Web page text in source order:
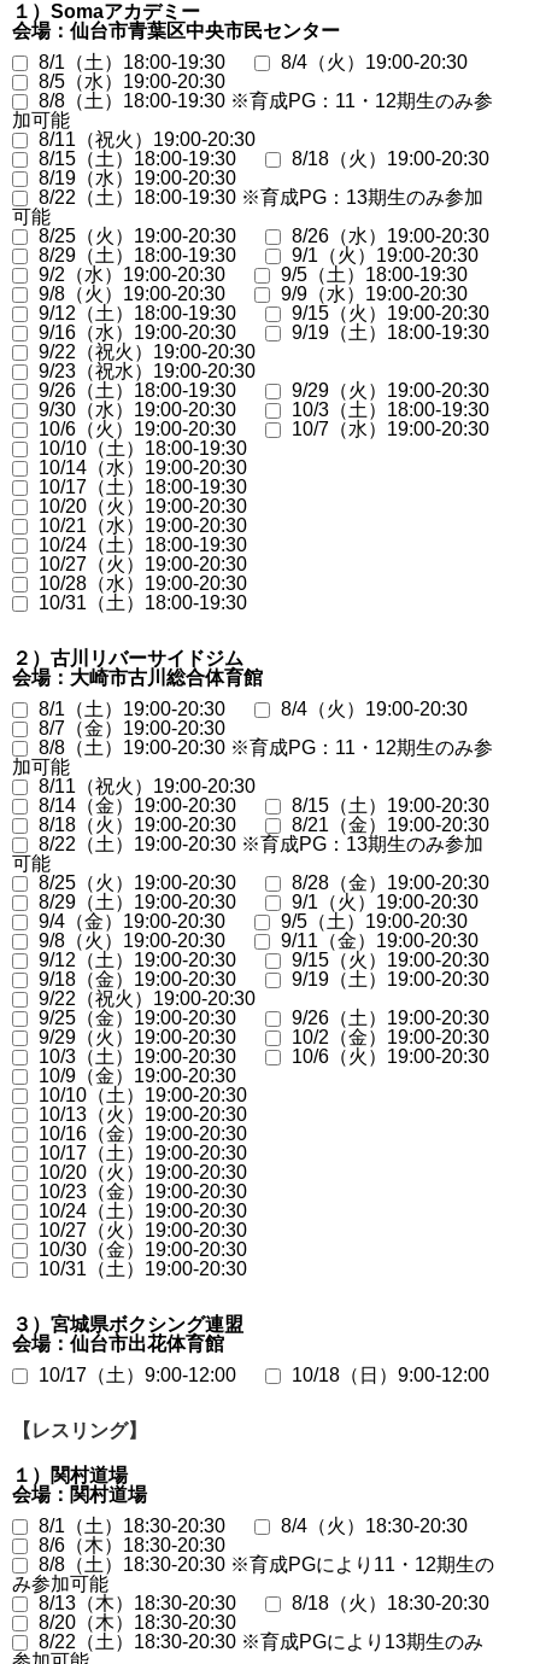
１）Somaアカデミー
会場：仙台市青葉区中央市民センター
8/1（土）18:00-19:30
8/4（火）19:00-20:30
8/5（水）19:00-20:30
8/8（土）18:00-19:30 ※育成PG：11・12期生のみ参
加可能
8/11（祝火）19:00-20:30
8/15（土）18:00-19:30
8/18（火）19:00-20:30
8/19（水）19:00-20:30
8/22（土）18:00-19:30 ※育成PG：13期生のみ参加
可能
8/25（火）19:00-20:30
8/26（水）19:00-20:30
8/29（土）18:00-19:30
9/1（火）19:00-20:30
9/2（水）19:00-20:30
9/5（土）18:00-19:30
9/8（火）19:00-20:30
9/9（水）19:00-20:30
9/12（土）18:00-19:30
9/15（火）19:00-20:30
9/16（水）19:00-20:30
9/19（土）18:00-19:30
9/22（祝火）19:00-20:30
9/23（祝水）19:00-20:30
9/26（土）18:00-19:30
9/29（火）19:00-20:30
9/30（水）19:00-20:30
10/3（土）18:00-19:30
10/6（火）19:00-20:30
10/7（水）19:00-20:30
10/10（土）18:00-19:30
10/14（水）19:00-20:30
10/17（土）18:00-19:30
10/20（火）19:00-20:30
10/21（水）19:00-20:30
10/24（土）18:00-19:30
10/27（火）19:00-20:30
10/28（水）19:00-20:30
10/31（土）18:00-19:30
２）古川リバーサイドジム
会場：大崎市古川総合体育館
8/1（土）19:00-20:30
8/4（火）19:00-20:30
8/7（金）19:00-20:30
8/8（土）19:00-20:30 ※育成PG：11・12期生のみ参
加可能
8/11（祝火）19:00-20:30
8/14（金）19:00-20:30
8/15（土）19:00-20:30
8/18（火）19:00-20:30
8/21（金）19:00-20:30
8/22（土）19:00-20:30 ※育成PG：13期生のみ参加
可能
8/25（火）19:00-20:30
8/28（金）19:00-20:30
8/29（土）19:00-20:30
9/1（火）19:00-20:30
9/4（金）19:00-20:30
9/5（土）19:00-20:30
9/8（火）19:00-20:30
9/11（金）19:00-20:30
9/12（土）19:00-20:30
9/15（火）19:00-20:30
9/18（金）19:00-20:30
9/19（土）19:00-20:30
9/22（祝火）19:00-20:30
9/25（金）19:00-20:30
9/26（土）19:00-20:30
9/29（火）19:00-20:30
10/2（金）19:00-20:30
10/3（土）19:00-20:30
10/6（火）19:00-20:30
10/9（金）19:00-20:30
10/10（土）19:00-20:30
10/13（火）19:00-20:30
10/16（金）19:00-20:30
10/17（土）19:00-20:30
10/20（火）19:00-20:30
10/23（金）19:00-20:30
10/24（土）19:00-20:30
10/27（火）19:00-20:30
10/30（金）19:00-20:30
10/31（土）19:00-20:30
３）宮城県ボクシング連盟
会場：仙台市出花体育館
10/17（土）9:00-12:00
10/18（日）9:00-12:00
【レスリング】
１）関村道場
会場：関村道場
8/1（土）18:30-20:30
8/4（火）18:30-20:30
8/6（木）18:30-20:30
8/8（土）18:30-20:30 ※育成PGにより11・12期生の
み参加可能
8/13（木）18:30-20:30
8/18（火）18:30-20:30
8/20（木）18:30-20:30
8/22（土）18:30-20:30 ※育成PGにより13期生のみ